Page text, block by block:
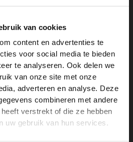
van cookies
content en advertenties te
voor social media te bieden
te analyseren. Ook delen we
van onze site met onze
adverteren en analyse. Deze
combineren met andere
verstrekt of die ze hebben
uw gebruik van hun services.
bij FESPA